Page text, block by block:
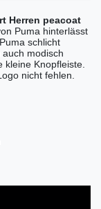
Herren peacoat
Puma hinterlässt
schlicht
modisch
Knopfleiste.
nicht fehlen.